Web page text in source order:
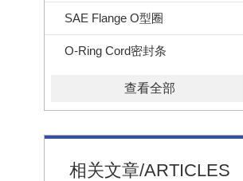
SAE Flange O型圈
O-Ring Cord密封条
查看全部
相关文章/ARTICLES